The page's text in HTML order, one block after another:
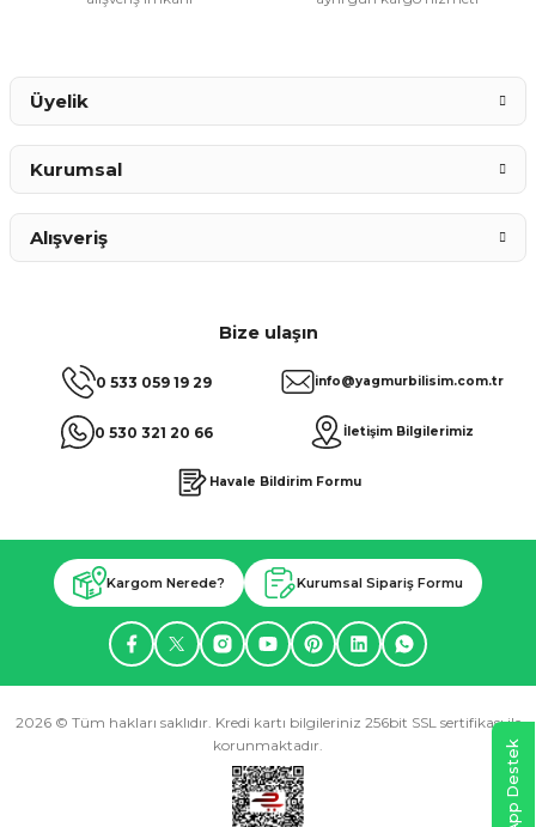
Bize ulaşın
0 533 059 19 29
0 530 321 20 66
info@yagmurbilisim.com.tr
İletişim Bilgilerimiz
Havale Bildirim Formu
Üyelik
Kurumsal
Alışveriş
Kargom Nerede? Kurumsal Sipariş Formu
2026 © Tüm hakları saklıdır. Kredi kartı bilgileriniz 256bit SSL sertifikası ile
korunmaktadır.